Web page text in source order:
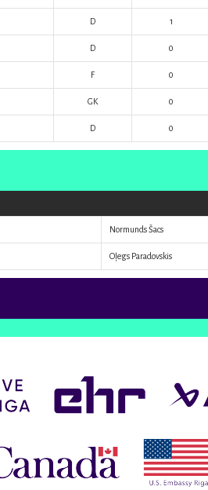
D 1
D 0
F 0
GK 0
D 0
Normunds Šacs
Oļegs Paradovskis